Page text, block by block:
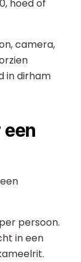
hoed of
camera,
in dirham
persoon.
in een